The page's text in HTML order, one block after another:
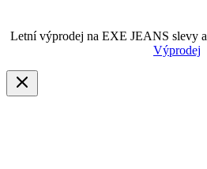
Letní výprodej na EXE JEANS slevy
Výprodej